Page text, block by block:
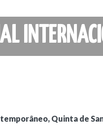
Quinta de